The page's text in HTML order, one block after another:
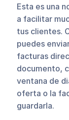
Esta es una
a facilitar
tus clientes.
puedes
facturas
documento,
ventana de
oferta o la
guardarla.